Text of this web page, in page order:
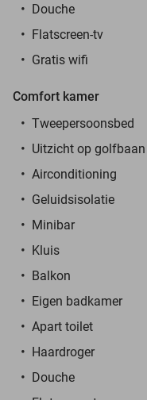
Douche
Flatscreen-tv
Gratis wifi
Comfort kamer
Tweepersoonsbed
Uitzicht op golfbaan
Airconditioning
Geluidsisolatie
Minibar
Kluis
Balkon
Eigen badkamer
Apart toilet
Haardroger
Douche